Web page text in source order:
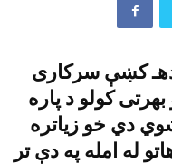
کښې سرکارى
کولو د پاره
شوي دي خو زياتره
له امله په دې تر